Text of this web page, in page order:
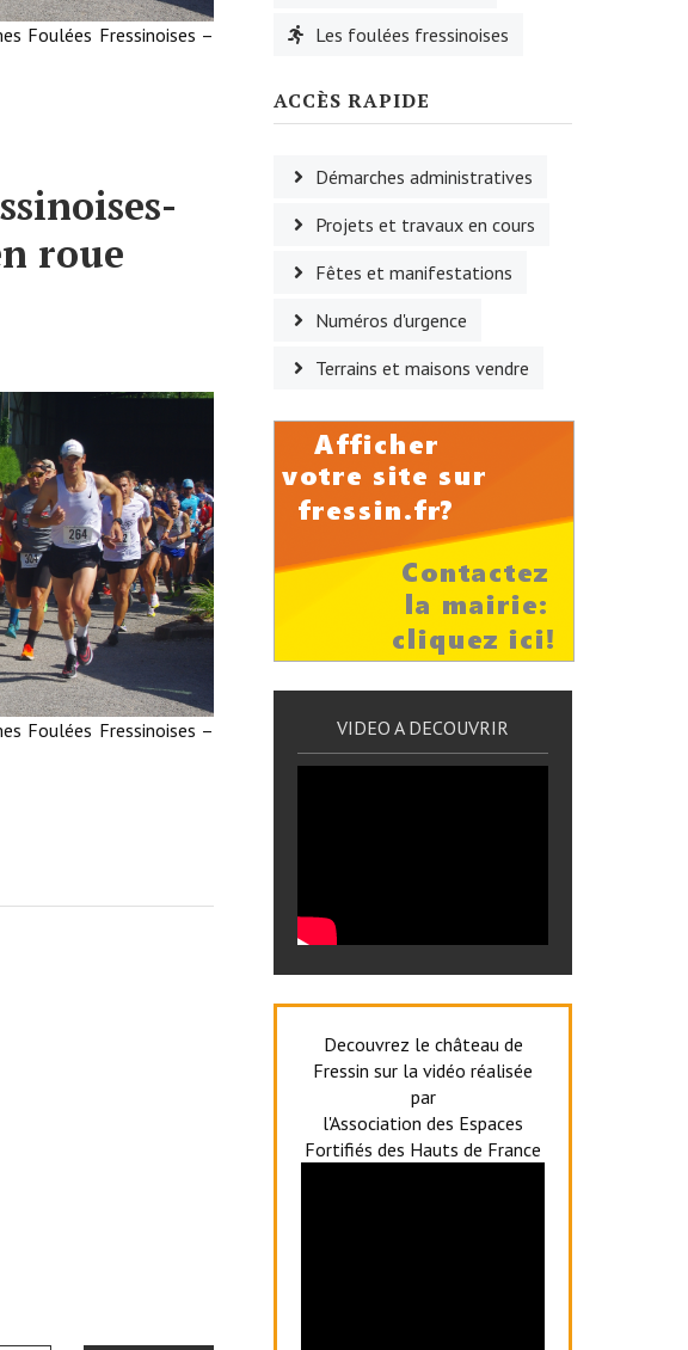
Foulées Fressinoises –
roue
Foulées Fressinoises –
Les foulées fressinoises
ACCÈS RAPIDE
Démarches administratives
Projets et travaux en cours
Fêtes et manifestations
Numéros d'urgence
Terrains et maisons vendre
VIDEO A DECOUVRIR
Decouvrez le château de
Fressin sur la vidéo réalisée
par
l'Association des Espaces
Fortifiés des Hauts de France